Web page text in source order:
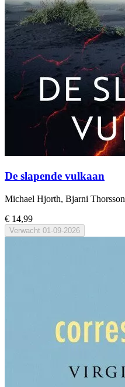
De slapende vulkaan
Michael Hjorth, Bjarni Thorsson
€ 14,99
Verwacht 01-09-2026